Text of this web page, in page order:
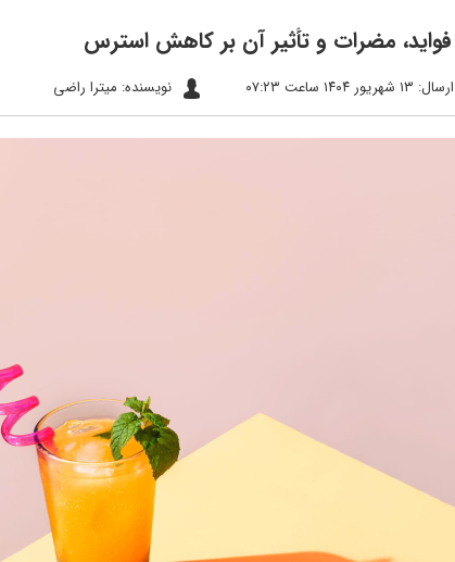
مضرات و تأثیر آن بر کاهش استرس
ساعت ۰۷:۲۳ نویسنده: میترا راضی